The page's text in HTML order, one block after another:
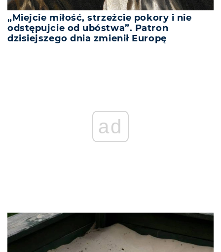
„Miejcie miłość, strzeżcie pokory i nie
odstępujcie od ubóstwa”. Patron
dzisiejszego dnia zmienił Europę
ad